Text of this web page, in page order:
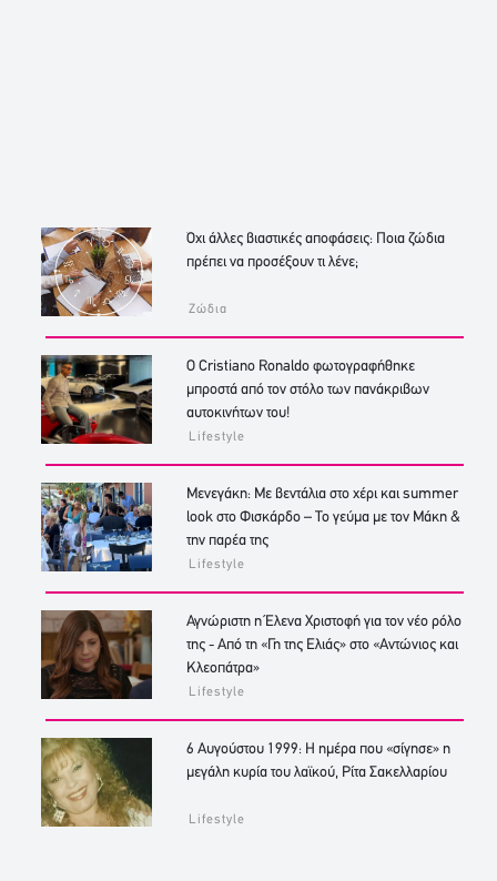
Όχι άλλες βιαστικές αποφάσεις: Ποια ζώδια
πρέπει να προσέξουν τι λένε;
Ζώδια
Ο Cristiano Ronaldo φωτογραφήθηκε
μπροστά από τον στόλο των πανάκριβων
αυτοκινήτων του!
Lifestyle
Μενεγάκη: Με βεντάλια στο χέρι και summer
look στο Φισκάρδο – Το γεύμα με τον Μάκη &
την παρέα της
Lifestyle
Αγνώριστη η Έλενα Χριστοφή για τον νέο ρόλο
της - Από τη «Γη της Ελιάς» στο «Αντώνιος και
Κλεοπάτρα»
Lifestyle
6 Αυγούστου 1999: Η ημέρα που «σίγησε» η
μεγάλη κυρία του λαϊκού, Ρίτα Σακελλαρίου
Lifestyle